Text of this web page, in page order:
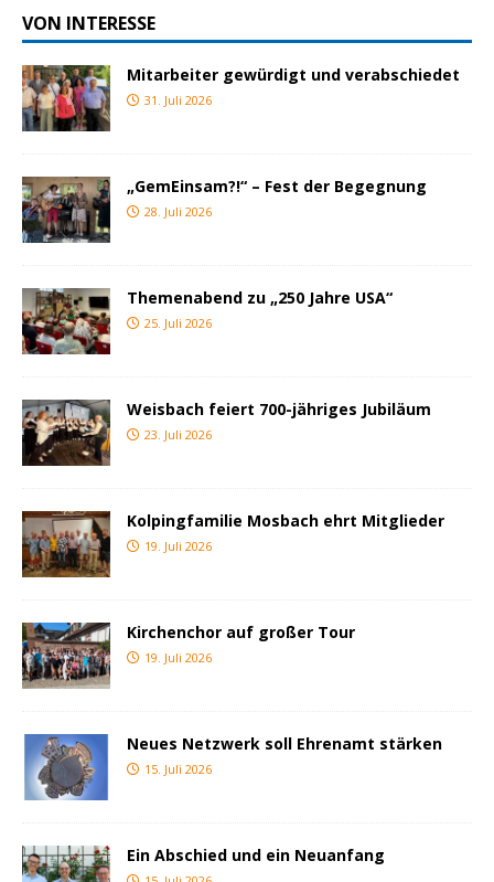
VON INTERESSE
Mitarbeiter gewürdigt und verabschiedet
31. Juli 2026
„GemEinsam?!“ – Fest der Begegnung
28. Juli 2026
Themenabend zu „250 Jahre USA“
25. Juli 2026
Weisbach feiert 700-jähriges Jubiläum
23. Juli 2026
Kolpingfamilie Mosbach ehrt Mitglieder
19. Juli 2026
Kirchenchor auf großer Tour
19. Juli 2026
Neues Netzwerk soll Ehrenamt stärken
15. Juli 2026
Ein Abschied und ein Neuanfang